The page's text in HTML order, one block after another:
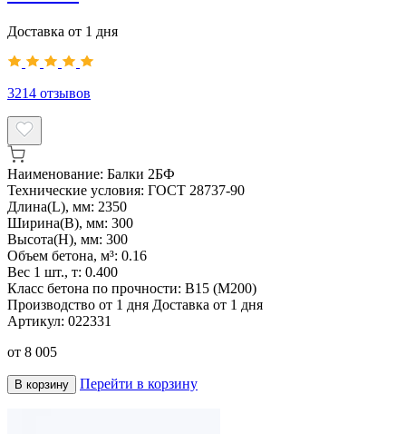
Доставка от 1 дня
3214 отзывов
Наименование: Балки 2БФ
Технические условия: ГОСТ 28737-90
Длина(L), мм: 2350
Ширина(B), мм: 300
Высота(H), мм: 300
Объем бетона, м³: 0.16
Вес 1 шт., т: 0.400
Класс бетона по прочности: В15 (М200)
Производство от 1 дня Доставка от 1 дня
Артикул: 022331
от 8 005
В корзину Перейти в корзину